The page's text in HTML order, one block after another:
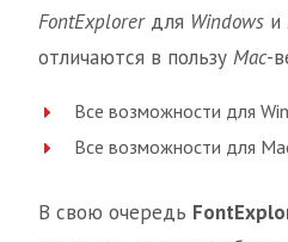
FontExplorer для Windows и
отличаются в пользу Mac-
Все возможности для
Все возможности для
В свою очередь